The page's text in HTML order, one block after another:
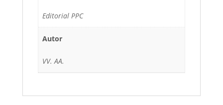
Editorial PPC
Autor
VV. AA.